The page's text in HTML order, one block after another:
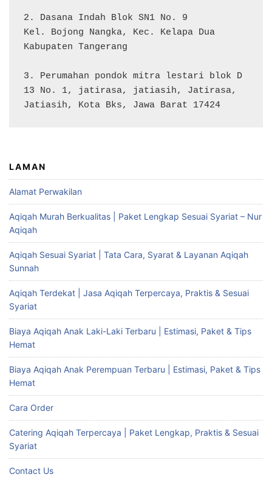
2. Dasana Indah Blok SN1 No. 9
Kel. Bojong Nangka, Kec. Kelapa Dua
Kabupaten Tangerang
3. Perumahan pondok mitra lestari blok D
13 No. 1, jatirasa, jatiasih, Jatirasa,
Jatiasih, Kota Bks, Jawa Barat 17424
LAMAN
Alamat Perwakilan
Aqiqah Murah Berkualitas | Paket Lengkap Sesuai Syariat – Nur
Aqiqah
Aqiqah Sesuai Syariat | Tata Cara, Syarat & Layanan Aqiqah
Sunnah
Aqiqah Terdekat | Jasa Aqiqah Terpercaya, Praktis & Sesuai
Syariat
Biaya Aqiqah Anak Laki-Laki Terbaru | Estimasi, Paket & Tips
Hemat
Biaya Aqiqah Anak Perempuan Terbaru | Estimasi, Paket & Tips
Hemat
Cara Order
Catering Aqiqah Terpercaya | Paket Lengkap, Praktis & Sesuai
Syariat
Contact Us